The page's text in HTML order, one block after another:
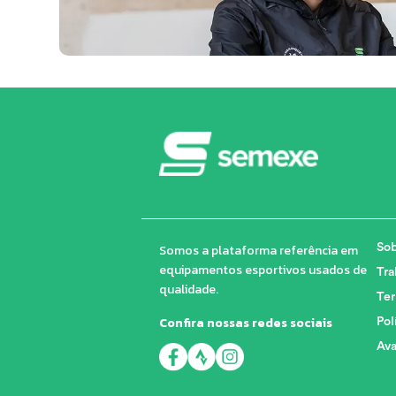
Somos a plataforma referência em
equipamentos esportivos usados de
qualidade.
Confira nossas redes sociais